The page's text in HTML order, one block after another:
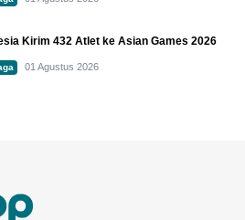
Kirim 432 Atlet ke Asian Games 2026
01 Agustus 2026